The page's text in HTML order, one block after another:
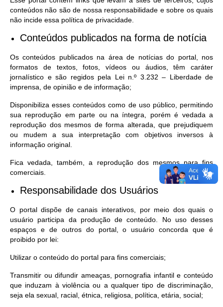
conteúdos não são de nossa responsabilidade e sobre os quais
não incide essa política de privacidade.
Conteúdos publicados na forma de notícia
Os conteúdos publicados na área de notícias do portal, nos
formatos de textos, fotos, vídeos ou áudios, têm caráter
jornalístico e são regidos pela Lei n.º 3.232 – Liberdade de
imprensa, de opinião e de informação;
Disponibiliza esses conteúdos como de uso público, permitindo
sua reprodução em parte ou na íntegra, porém é vedada a
reprodução dos mesmos de forma alterada, que prejudiquem
ou mudem a sua interpretação com objetivos inversos à
informação original.
Fica vedada, também, a reprodução dos mesmos para fins
comerciais.
Responsabilidade dos Usuários
O portal dispõe de canais interativos, por meio dos quais o
usuário participa da produção de conteúdo. No uso desses
espaços e de outros do portal, o usuário concorda que é
proibido por lei:
Utilizar o conteúdo do portal para fins comerciais;
Transmitir ou difundir ameaças, pornografia infantil e conteúdo
que induzam à violência ou a qualquer tipo de discriminação,
seja ela sexual, racial, étnica, religiosa, política, etária, social;